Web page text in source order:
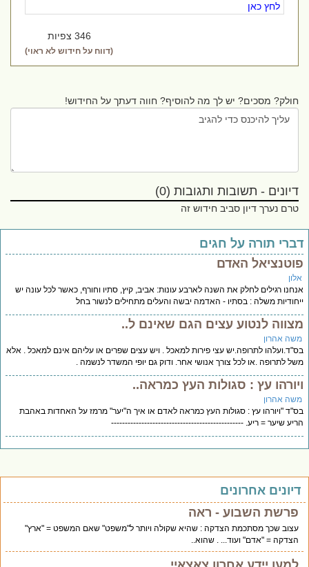
לחץ כאן
346 צפיות
(דווח על חידוש לא ראוי)
חולק? מסכים? יש לך מה להוסיף? חווה דעתך על החידוש!
דיונים - תשובות ותגובות (0)
טרם נערך דיון סביב חידוש זה
תורה על חגים
האדם
רגילים לחלק את השנה לארבע עונות: אביב, קיץ, סתיו וחורף, כאשר לכל עונה יש
משלה : בסתיו - האדמה יבשה והעלים מתחילים לנשור בחל
לנטוע עצים הגם שאינם ל..
אהרון
לתרופה.יש עצי פירות למאכל . ויש עצים שפרים או עליהם אינם למאכל . אלא
לתרופה .או לכל צורך אנושי אחר. ודוק גם יופי המשדר לנשמה .
עץ : סגולות העץ כמראה..
אהרון
"ויורהו עץ : סגולות העץ כמראה לאדם או איך ה"יער" מרמז על האחדות באהבת
שיער = ריע. ------------------------------------------------
אחרונים
פרשת השבוע - ראה
עצוב שכך מסתכמת הצדקה : שהיא שקולה ויותר ל"משפט" שאם המשפט = "ארץ"
הצדקה = "אדם" ועוד... . שהוא..